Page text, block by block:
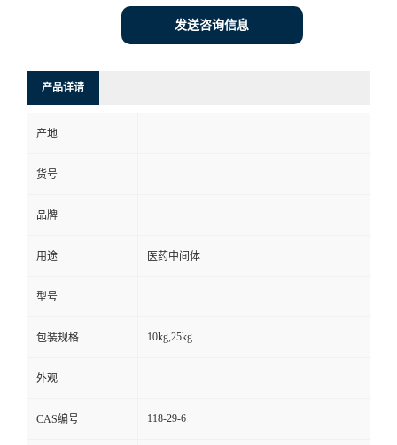
发送咨询信息
产品详请
产地
货号
品牌
用途 医药中间体
型号
包装规格 10kg,25kg
外观
CAS编号 118-29-6